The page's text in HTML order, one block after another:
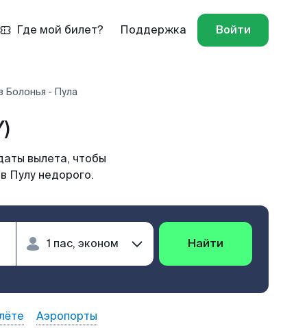
Где мой билет? Поддержка Войти
Болонья - Пула
вылета, чтобы
Пулу недорого.
Найти
Аэропорты